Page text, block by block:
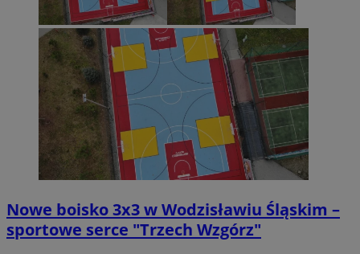
Nowe boisko 3x3 w Wodzisławiu Śląskim –
sportowe serce "Trzech Wzgórz"